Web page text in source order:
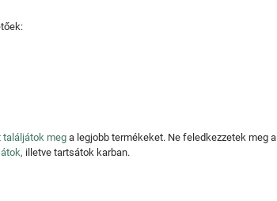
találjátok meg a legjobb termékeket. Ne feledkezzetek meg a
illetve tartsátok karban.